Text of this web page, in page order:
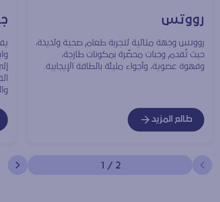
رووتس
رووتس وجهة مثالية لتجربة طعام صحية ولذيذة،
حيث تُقدم وجبات محضّرة بمكونات طازجة،
وقهوة عضوية، وأجواء مليئة بالطاقة الإيجابية.
طالع المزيد
1 / 2